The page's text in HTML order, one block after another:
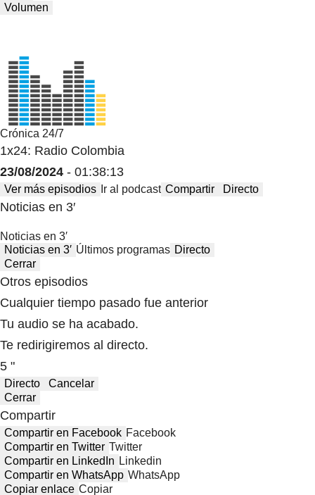
Volumen
Crónica 24/7
1x24: Radio Colombia
23/08/2024 - 01:38:13
Ver más episodios Ir al podcast Compartir Directo
Noticias en 3′
Noticias en 3′
Noticias en 3′ Últimos programas Directo
Cerrar
Otros episodios
Cualquier tiempo pasado fue anterior
Tu audio se ha acabado.
Te redirigiremos al directo.
5 "
Directo
Cancelar
Cerrar
Compartir
Compartir en Facebook Facebook
Compartir en Twitter Twitter
Compartir en LinkedIn Linkedin
Compartir en WhatsApp WhatsApp
Copiar enlace Copiar